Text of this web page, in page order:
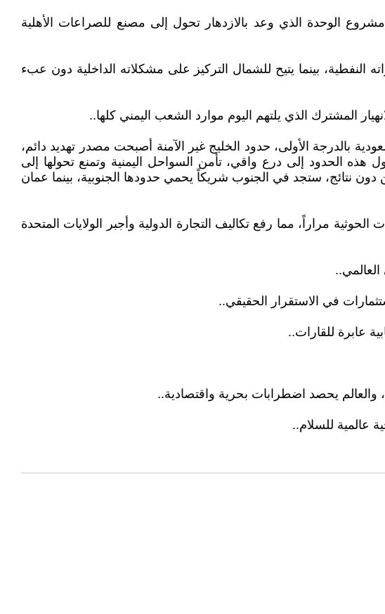
مشروع الوحدة الذي وعد بالازدهار تحول إلى مصنع للصراعات الأهلية
النفطية، بينما يتيح للشمال التركيز على مشكلاته الداخلية دون عبء
المشترك الذي يلتهم اليوم موارد الشعب اليمني كلها..
بالدرجة الأولى، حدود الخليج غير الآمنة أصبحت مصدر تهديد دائم،
هذه الحدود إلى درع واقي، تأمن السواحل اليمنية وتمنع تحولها إلى
نتائج، ستجد في الجنوب شريكاً يحمي حدودها الجنوبية، بينما عمان
مراراً، مما رفع تكاليف التجارة الدولية وأجبر الولايات المتحدة
في الاستقرار الحقيقي..
عابرة للقارات..
عالمية للسلام..